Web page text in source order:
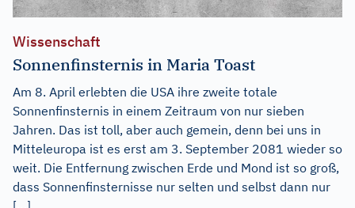
Wissenschaft
Sonnenfinsternis in Maria Toast
Am 8. April erlebten die USA ihre zweite totale
Sonnenfinsternis in einem Zeitraum von nur sieben
Jahren. Das ist toll, aber auch gemein, denn bei uns in
Mitteleuropa ist es erst am 3. September 2081 wieder so
weit. Die Entfernung zwischen Erde und Mond ist so groß,
dass Sonnenfinsternisse nur selten und selbst dann nur